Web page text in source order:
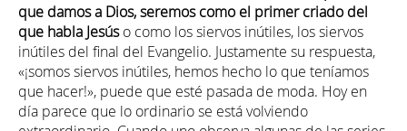
que damos a Dios, seremos como el primer criado del
que habla Jesúso como los siervos inútiles, los siervos
inútiles del final del Evangelio. Justamente su respuesta,
«¡somos siervos inútiles, hemos hecho lo que teníamos
que hacer!», puede que esté pasada de moda. Hoy en
día parece que lo ordinario se está volviendo